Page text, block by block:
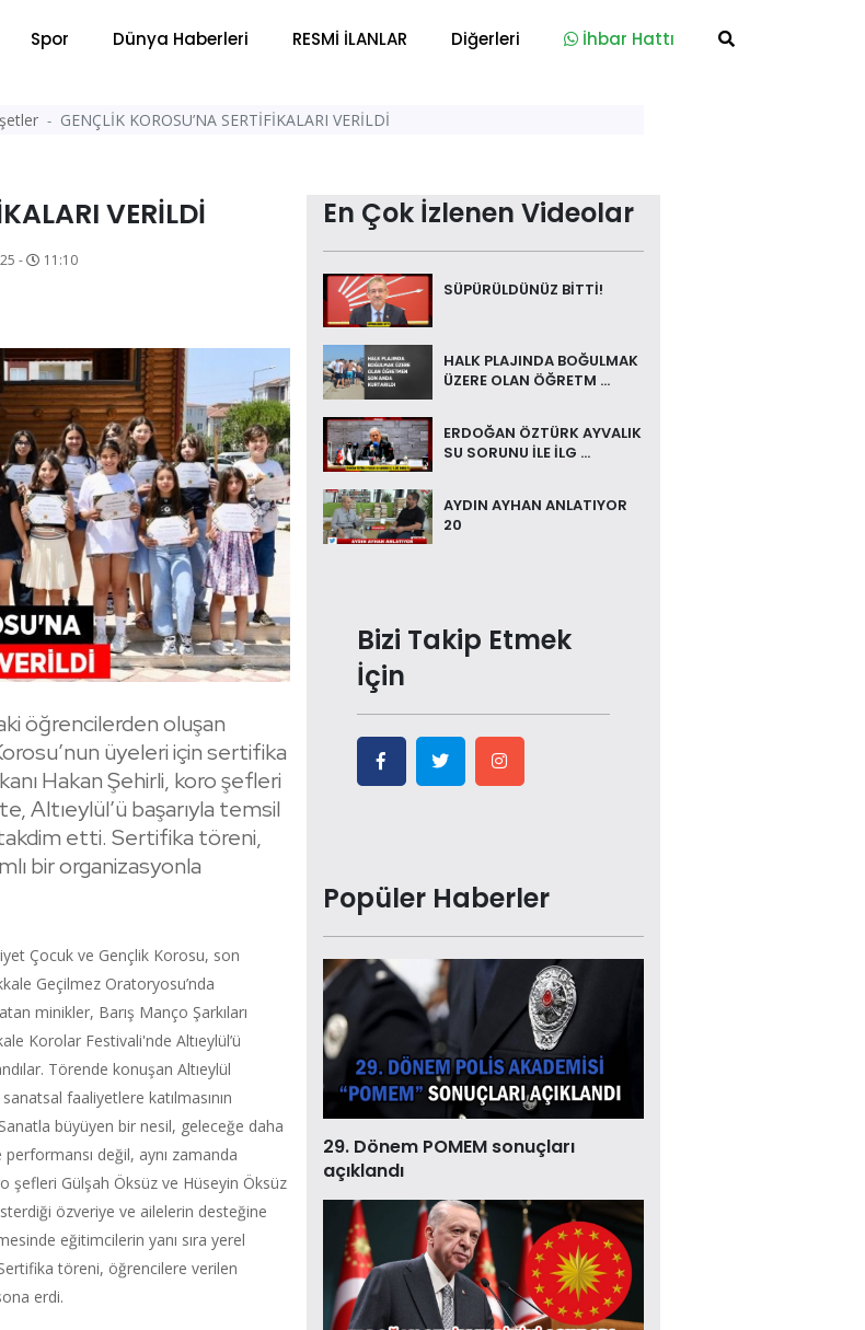
Spor Dünya Haberleri RESMİ İLANLAR Diğerleri İhbar Hattı
GENÇLİK KOROSU’NA SERTİFİKALARI VERİLDİ
VERİLDİ
- 11:10
öğrencilerden oluşan
üyeleri için sertifika
Hakan Şehirli, koro şefleri
Altıeylül’ü başarıyla temsil
etti. Sertifika töreni,
bir organizasyonla
Çocuk ve Gençlik Korosu, son
Geçilmez Oratoryosu’nda
minikler, Barış Manço Şarkıları
Korolar Festivali'nde Altıeylül’ü
Törende konuşan Altıeylül
faaliyetlere katılmasının
büyüyen bir nesil, geleceğe daha
değil, aynı zamanda
şefleri Gülşah Öksüz ve Hüseyin Öksüz
özveriye ve ailelerin desteğine
eğitimcilerin yanı sıra yerel
töreni, öğrencilere verilen
erdi.
En Çok İzlenen Videolar
SÜPÜRÜLDÜNÜZ BİTTİ!
HALK PLAJINDA BOĞULMAK
ÜZERE OLAN ÖĞRETM ...
ERDOĞAN ÖZTÜRK AYVALIK
SU SORUNU İLE İLG ...
AYDIN AYHAN ANLATIYOR
20
Bizi Takip Etmek
İçin
Popüler Haberler
29. Dönem POMEM sonuçları
açıklandı